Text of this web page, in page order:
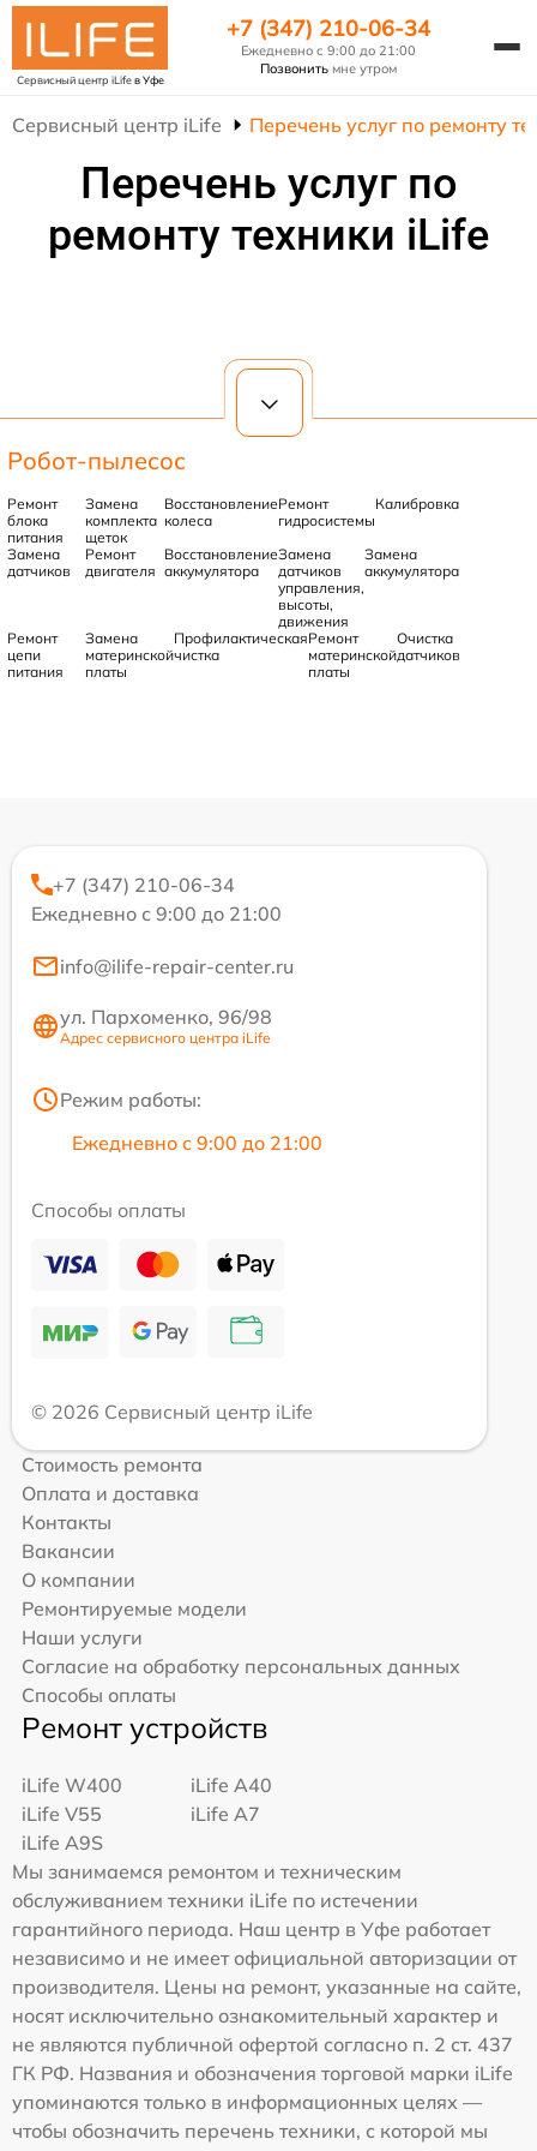
Сервисный центр iLifeв Уфе
+7 (347) 210-06-34
Ежедневно с 9:00 до 21:00
Позвонить мне утром
Сервисный центр iLife Перечень услуг по ремонту
Перечень услуг по
ремонту техники iLife
Робот-пылесос
Ремонт
блока
питания
Замена
комплекта
щеток
Восстановление
колеса
Ремонт
гидросистемы
Калибровка
Замена
датчиков
Ремонт
двигателя
Восстановление
аккумулятора
Замена
датчиков
управления,
высоты,
движения
Замена
аккумулятора
Ремонт
цепи
питания
Замена
материнской
платы
Профилактическая
чистка
Ремонт
материнской
платы
Очистка
датчиков
+7 (347) 210-06-34
Ежедневно с 9:00 до 21:00
info@ilife-repair-center.ru
ул. Пархоменко, 96/98
Адрес сервисного центра iLife
Режим работы:
Ежедневно с 9:00 до 21:00
Способы оплаты
© 2026 Сервисный центр iLife
Стоимость ремонта
Оплата и доставка
Контакты
Вакансии
О компании
Ремонтируемые модели
Наши услуги
Согласие на обработку персональных данных
Способы оплаты
Ремонт устройств
iLife W400
iLife A40
iLife V55
iLife A7
iLife A9S
Мы занимаемся ремонтом и техническим
обслуживанием техники iLife по истечении
гарантийного периода. Наш центр в Уфе работает
независимо и не имеет официальной авторизации от
производителя. Цены на ремонт, указанные на сайте,
носят исключительно ознакомительный характер и
не являются публичной офертой согласно п. 2 ст. 437
ГК РФ. Названия и обозначения торговой марки iLife
упоминаются только в информационных целях —
чтобы обозначить перечень техники, с которой мы